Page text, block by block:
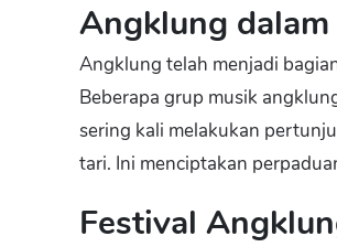
Angklung dalam
Angklung telah menjadi
Beberapa grup musik
sering kali melakukan
tari. Ini menciptakan
Festival